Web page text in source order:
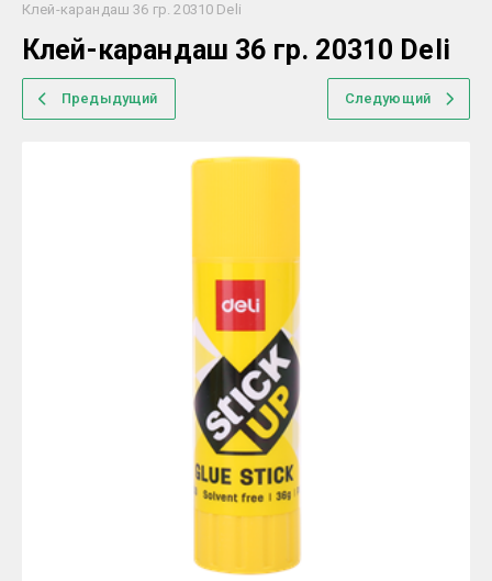
Клей-карандаш 36 гр. 20310 Deli
Клей-карандаш 36 гр. 20310 Deli
Предыдущий Следующий